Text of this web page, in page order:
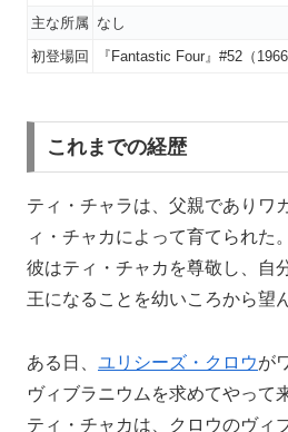
主な所属 なし
初登場回
『Fantastic Four』#52（1966
これまでの経歴
ティ・チャラは、父親でありワ
ィ・チャカによって育てられた。
彼はティ・チャカを尊敬し、自
王になることを幼いころから望
ある日、 ユリシーズ・クロウが
ヴィブラニウムを求めてやって
ティ・チャカは、クロウのヴィ